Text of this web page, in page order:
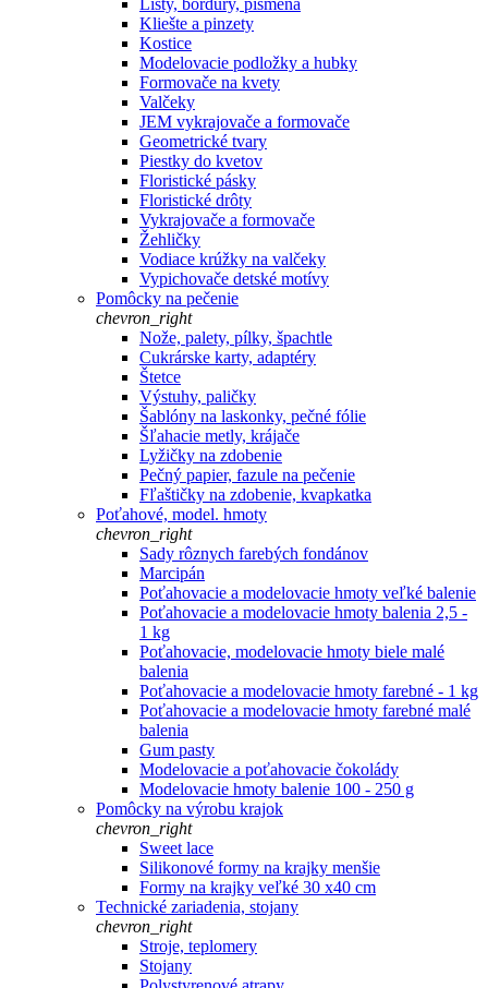
Lišty, bordúry, písmená
Kliešte a pinzety
Kostice
Modelovacie podložky a hubky
Formovače na kvety
Valčeky
JEM vykrajovače a formovače
Geometrické tvary
Piestky do kvetov
Floristické pásky
Floristické drôty
Vykrajovače a formovače
Žehličky
Vodiace krúžky na valčeky
Vypichovače detské motívy
Pomôcky na pečenie
chevron_right
Nože, palety, pílky, špachtle
Cukrárske karty, adaptéry
Štetce
Výstuhy, paličky
Šablóny na laskonky, pečné fólie
Šľahacie metly, krájače
Lyžičky na zdobenie
Pečný papier, fazule na pečenie
Fľaštičky na zdobenie, kvapkatka
Poťahové, model. hmoty
chevron_right
Sady rôznych farebých fondánov
Marcipán
Poťahovacie a modelovacie hmoty veľké balenie
Poťahovacie a modelovacie hmoty balenia 2,5 -
1 kg
Poťahovacie, modelovacie hmoty biele malé
balenia
Poťahovacie a modelovacie hmoty farebné - 1 kg
Poťahovacie a modelovacie hmoty farebné malé
balenia
Gum pasty
Modelovacie a poťahovacie čokolády
Modelovacie hmoty balenie 100 - 250 g
Pomôcky na výrobu krajok
chevron_right
Sweet lace
Silikonové formy na krajky menšie
Formy na krajky veľké 30 x40 cm
Technické zariadenia, stojany
chevron_right
Stroje, teplomery
Stojany